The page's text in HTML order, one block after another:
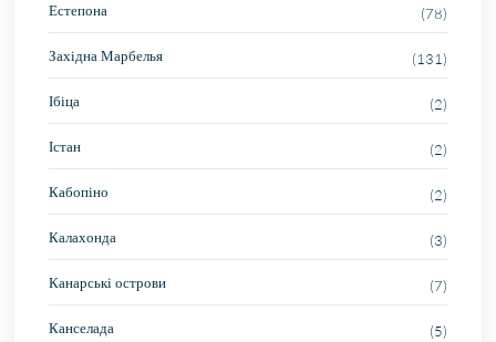
Естепона (78)
Західна Марбелья (131)
Ібіца (2)
Істан (2)
Кабопіно (2)
Калахонда (3)
Канарські острови (7)
Канселада (5)